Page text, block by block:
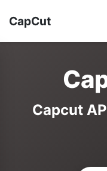
CapCut
Capcut